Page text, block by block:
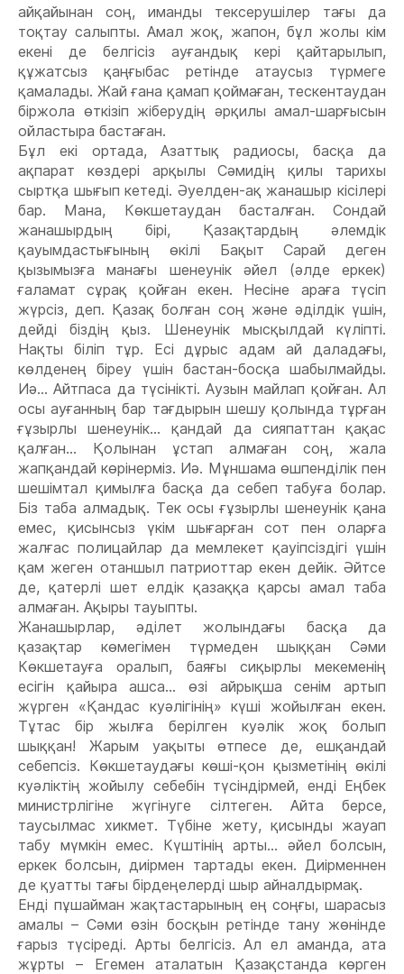
айқайынан соң, иманды тексерушілер тағы да
тоқтау салыпты. Амал жоқ, жапон, бұл жолы кім
екені де белгісіз ауғандық кері қайтарылып,
құжатсыз қаңғыбас ретінде атаусыз түрмеге
қамалады. Жай ғана қамап қоймаған, тескентаудан
біржола өткізіп жіберудің əрқилы амал-шарғысын
ойластыра бастаған.
Бұл екі ортада, Азаттық радиосы, басқа да
ақпарат көздері арқылы Сəмидің қилы тарихы
сыртқа шығып кетеді. Əуелден-ақ жанашыр кісілері
бар. Мана, Көкшетаудан басталған. Сондай
жанашырдың бірі, Қазақтардың əлемдік
қауымдастығының өкілі Бақыт Сарай деген
қызымызға манағы шенеунік əйел (əлде еркек)
ғаламат сұрақ қойған екен. Несіне араға түсіп
жүрсіз, деп. Қазақ болған соң жəне əділдік үшін,
дейді біздің қыз. Шенеунік мысқылдай күліпті.
Нақты біліп тұр. Есі дұрыс адам ай даладағы,
көлденең біреу үшін бастан-босқа шабылмайды.
Иə... Айтпаса да түсінікті. Аузын майлап қойған. Ал
осы ауғанның бар тағдырын шешу қолында тұрған
ғұзырлы шенеунік... қандай да сияпаттан қақас
қалған... Қолынан ұстап алмаған соң, жала
жапқандай көрінерміз. Иə. Мұншама өшпенділік пен
шешімтал қимылға басқа да себеп табуға болар.
Біз таба алмадық. Тек осы ғұзырлы шенеунік қана
емес, қисынсыз үкім шығарған сот пен оларға
жалғас полицайлар да мемлекет қауіпсіздігі үшін
қам жеген отаншыл патриоттар екен дейік. Əйтсе
де, қатерлі шет елдік қазаққа қарсы амал таба
алмаған. Ақыры тауыпты.
Жанашырлар, əділет жолындағы басқа да
қазақтар көмегімен түрмеден шыққан Сəми
Көкшетауға оралып, баяғы сиқырлы мекеменің
есігін қайыра ашса... өзі айрықша сенім артып
жүрген «Қандас куəлігінің» күші жойылған екен.
Тұтас бір жылға берілген куəлік жоқ болып
шыққан! Жарым уақыты өтпесе де, ешқандай
себепсіз. Көкшетаудағы көші-қон қызметінің өкілі
куəліктің жойылу себебін түсіндірмей, енді Еңбек
министрлігіне жүгінуге сілтеген. Айта берсе,
таусылмас хикмет. Түбіне жету, қисынды жауап
табу мүмкін емес. Күштінің арты... əйел болсын,
еркек болсын, диірмен тартады екен. Диірменнен
де қуатты тағы бірдеңелерді шыр айналдырмақ.
Енді пұшайман жақтастарының ең соңғы, шарасыз
амалы – Сəми өзін босқын ретінде тану жөнінде
ғарыз түсіреді. Арты белгісіз. Ал ел аманда, ата
жұрты – Егемен аталатын Қазақстанда көрген